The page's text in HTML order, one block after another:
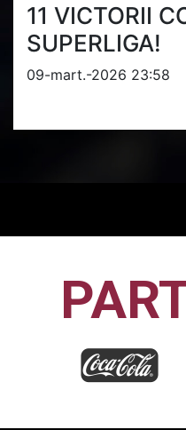
11 VICTORII
SUPERLIGA!
09-mart.-2026 23:58